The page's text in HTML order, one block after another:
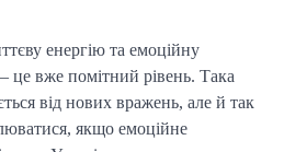
енергію та емоційну
це вже помітний рівень. Така
від нових вражень, але й так
якщо емоційне